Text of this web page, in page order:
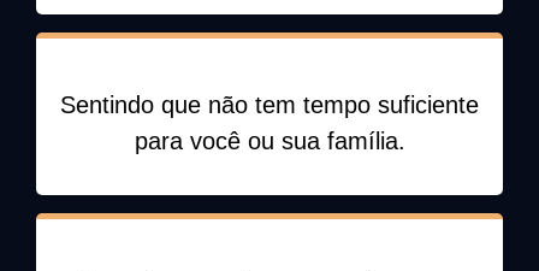
Sentindo que não tem tempo suficiente
para você ou sua família.